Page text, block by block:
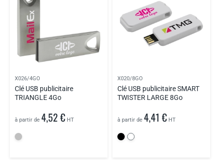
X026/4GO
Clé USB publicitaire
TRIANGLE 4Go
à partir de 4,52 € HT
X020/8GO
Clé USB publicitaire SMART
TWISTER LARGE 8Go
à partir de 4,41 € HT